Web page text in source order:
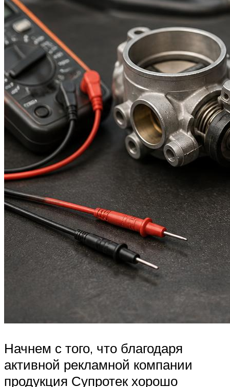
Начнем с того, что благодаря
активной рекламной компании
продукция Супротек хорошо